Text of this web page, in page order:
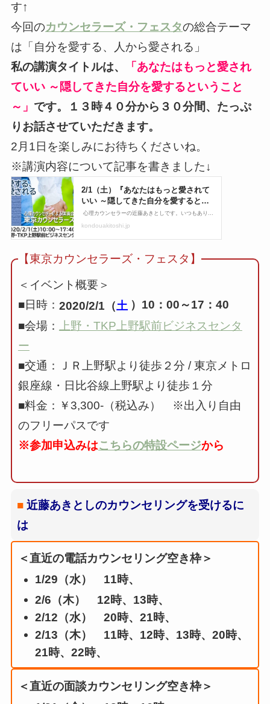
す↑
今回のカウンセラーズ・フェスタの総合テーマ
は「自分を愛する、人から愛される」
私の講演タイトルは、
「あなたはもっと愛され
ていい ～隠してきた自分を愛するということ
～」 です。１３時４０分から３０分間、たっぷ
りお話させていただきます。
2月1日を楽しみにお待ちくださいね。
※講演内容について記事を書きました↓
【東京カウンセラーズ・フェスタ】
＜イベント概要＞
■日時： 2020/2/1（土 ）10：00～17：40
■会場：
上野・TKP上野駅前ビジネスセンタ
ー
■交通：ＪＲ上野駅より徒歩２分 / 東京メトロ
銀座線・日比谷線上野駅より徒歩１分
■料金：￥3,300-（税込み） ※出入り自由
のフリーパスです
※参加申込みはこちらの特設ページから
■ 近藤あきとしのカウンセリングを受けるに
は
＜直近の電話カウンセリング空き枠＞
1/29（水） 11時、
2/6（木） 12時、13時、
2/12（水） 20時、21時、
2/13（木） 11時、12時、13時、20時、
21時、22時、
＜直近の面談カウンセリング空き枠＞